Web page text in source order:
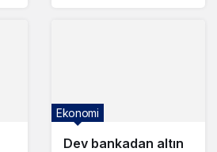
Dev bankadan altın
Ekonomi